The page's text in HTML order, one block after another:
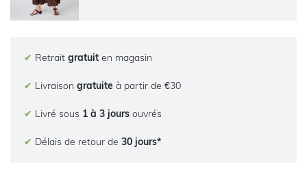
✔ Retrait gratuit en magasin
✔ Livraison gratuite à partir de €30
✔ Livré sous 1 à 3 jours ouvrés
✔ Délais de retour de 30 jours*